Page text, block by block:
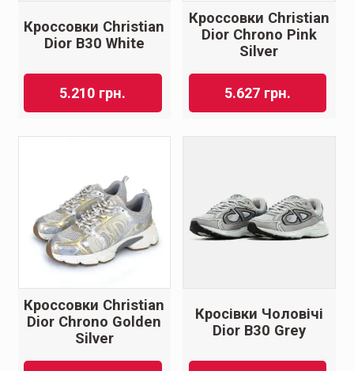
Кроссовки Christian
Dior B30 White
5.210 грн.
Кроссовки Christian
Dior Chrono Pink
Silver
5.627 грн.
Кроссовки Christian
Dior Chrono Golden
Silver
Кросівки Чоловічі
Dior B30 Grey